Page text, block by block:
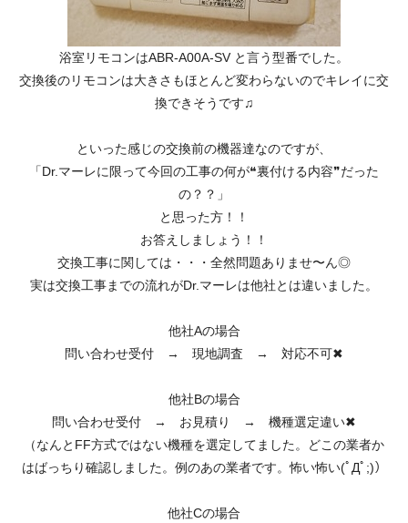
浴室リモコンはABR-A00A-SV と言う型番でした。
交換後のリモコンは大きさもほとんど変わらないのでキレイに交
換できそうです♫
といった感じの交換前の機器達なのですが、
「Dr.マーレに限って今回の工事の何が❝裏付ける内容❞だった
の？？」
と思った方！！
お答えしましょう！！
交換工事に関しては・・・全然問題ありませ〜ん◎
実は交換工事までの流れがDr.マーレは他社とは違いました。
他社Aの場合
問い合わせ受付 → 現地調査 → 対応不可✖
他社Bの場合
問い合わせ受付 → お見積り → 機種選定違い✖
（なんとFF方式ではない機種を選定してました。どこの業者か
はばっちり確認しました。例のあの業者です。怖い怖い(ﾟДﾟ;)）
他社Cの場合